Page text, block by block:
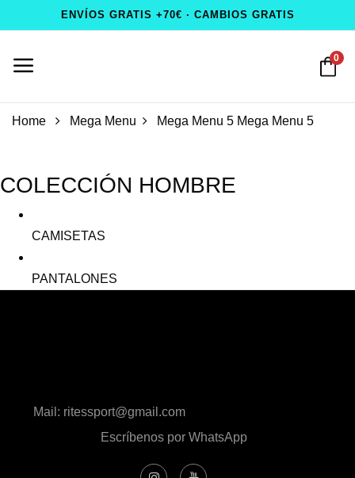
ENVÍOS GRATIS +70€ · CAMBIOS GRATIS
0
Home Mega Menu Mega Menu 5 Mega Menu 5
COLECCIÓN HOMBRE
CAMISETAS
PANTALONES
Mail: ritessport@gmail.com
Escríbenos por WhatsApp